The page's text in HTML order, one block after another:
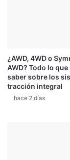
¿AWD, 4WD o
AWD? Todo lo
saber sobre los
tracción integral
hace 2 días